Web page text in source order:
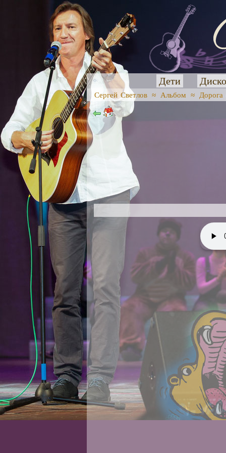
Дети
Сергей Светлов ≈ Альбом ≈